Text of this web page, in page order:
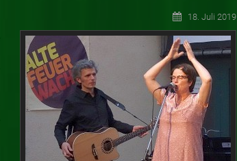
18. Juli 2019